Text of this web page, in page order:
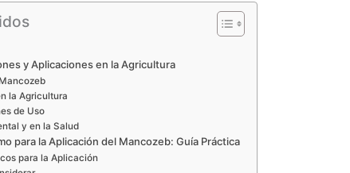
y Aplicaciones en la Agricultura
la Agricultura
de Uso
y en la Salud
para la Aplicación del Mancozeb: Guía Práctica
para la Aplicación